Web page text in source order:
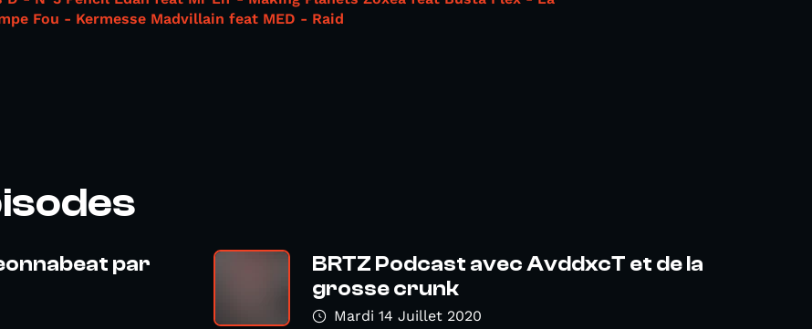
Fou - Kermesse Madvillain feat MED - Raid
par
BRTZ Podcast avec AvddxcT et de la
grosse crunk
Mardi 14 Juillet 2020